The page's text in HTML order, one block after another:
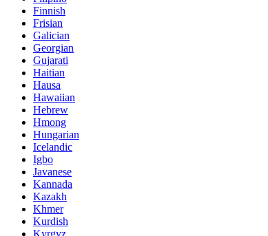
Finnish
Frisian
Galician
Georgian
Gujarati
Haitian
Hausa
Hawaiian
Hebrew
Hmong
Hungarian
Icelandic
Igbo
Javanese
Kannada
Kazakh
Khmer
Kurdish
Kyrgyz